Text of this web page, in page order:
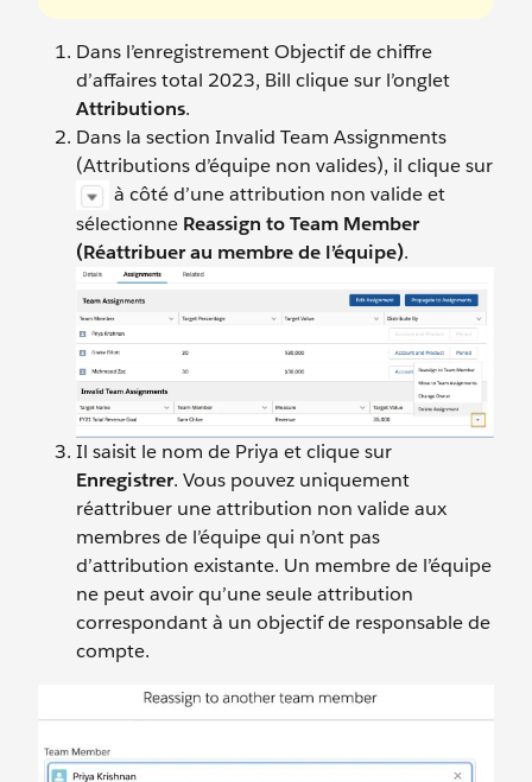
Dans l’enregistrement Objectif de chiffre
d’affaires total 2023, Bill clique sur l’onglet
Attributions.
Dans la section Invalid Team Assignments
(Attributions d’équipe non valides), il clique sur
à côté d’une attribution non valide et
sélectionne Reassign to Team Member
(Réattribuer au membre de l’équipe).
Il saisit le nom de Priya et clique sur
Enregistrer. Vous pouvez uniquement
réattribuer une attribution non valide aux
membres de l’équipe qui n’ont pas
d’attribution existante. Un membre de l’équipe
ne peut avoir qu’une seule attribution
correspondant à un objectif de responsable de
compte.